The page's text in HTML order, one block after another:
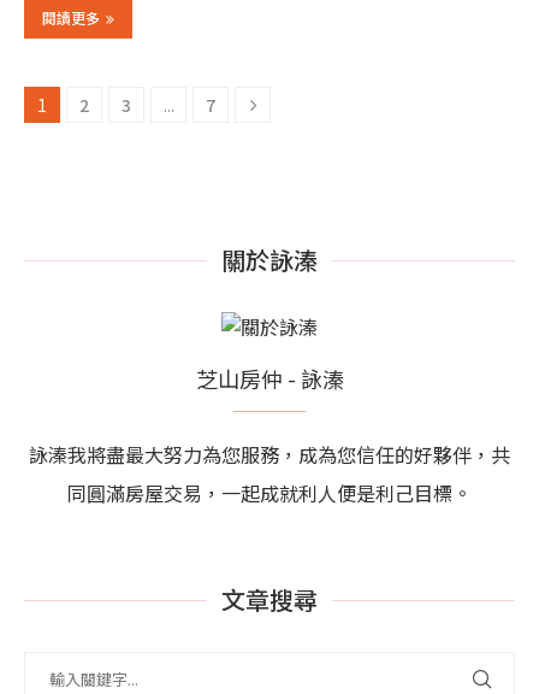
閱讀更多
1 2 3 ... 7
關於詠溱
芝山房仲 - 詠溱
詠溱我將盡最大努力為您服務，成為您信任的好夥伴，共
同圓滿房屋交易，一起成就利人便是利己目標。
文章搜尋